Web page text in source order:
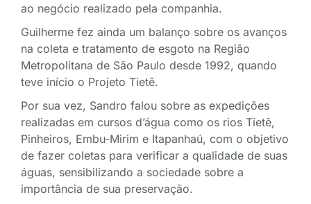
ao negócio realizado pela companhia.
Guilherme fez ainda um balanço sobre os avanços
na coleta e tratamento de esgoto na Região
Metropolitana de São Paulo desde 1992, quando
teve início o Projeto Tietê.
Por sua vez, Sandro falou sobre as expedições
realizadas em cursos d’água como os rios Tietê,
Pinheiros, Embu-Mirim e Itapanhaú, com o objetivo
de fazer coletas para verificar a qualidade de suas
águas, sensibilizando a sociedade sobre a
importância de sua preservação.